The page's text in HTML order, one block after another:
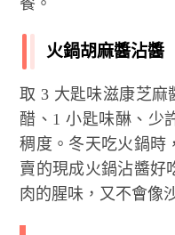
餐。
火鍋胡麻醬沾醬
取 3 大匙味滋康芝麻
醋、1 小匙味醂、少
稠度。冬天吃火鍋時
賣的現成火鍋沾醬好
肉的腥味，又不會像